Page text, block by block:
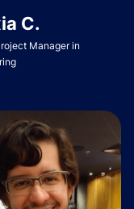
C.
Manager in